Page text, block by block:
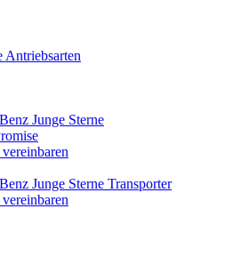
Antriebsarten
Junge Sterne
Junge Sterne Transporter